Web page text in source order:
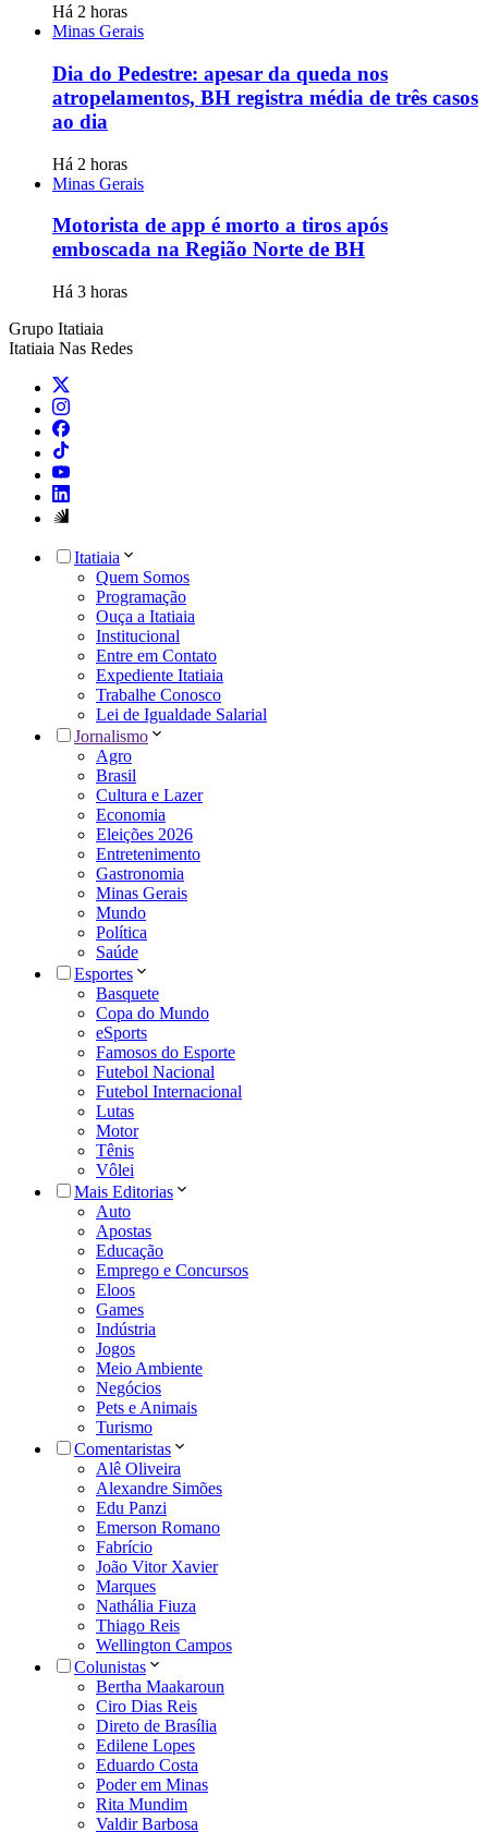
Há 2 horas
Minas Gerais
Dia do Pedestre: apesar da queda nos
atropelamentos, BH registra média de três casos
ao dia
Há 2 horas
Minas Gerais
Motorista de app é morto a tiros após
emboscada na Região Norte de BH
Há 3 horas
Grupo Itatiaia
Itatiaia Nas Redes
Itatiaia
Quem Somos
Programação
Ouça a Itatiaia
Institucional
Entre em Contato
Expediente Itatiaia
Trabalhe Conosco
Lei de Igualdade Salarial
Jornalismo
Agro
Brasil
Cultura e Lazer
Economia
Eleições 2026
Entretenimento
Gastronomia
Minas Gerais
Mundo
Política
Saúde
Esportes
Basquete
Copa do Mundo
eSports
Famosos do Esporte
Futebol Nacional
Futebol Internacional
Lutas
Motor
Tênis
Vôlei
Mais Editorias
Auto
Apostas
Educação
Emprego e Concursos
Eloos
Games
Indústria
Jogos
Meio Ambiente
Negócios
Pets e Animais
Turismo
Comentaristas
Alê Oliveira
Alexandre Simões
Edu Panzi
Emerson Romano
Fabrício
João Vitor Xavier
Marques
Nathália Fiuza
Thiago Reis
Wellington Campos
Colunistas
Bertha Maakaroun
Ciro Dias Reis
Direto de Brasília
Edilene Lopes
Eduardo Costa
Poder em Minas
Rita Mundim
Valdir Barbosa